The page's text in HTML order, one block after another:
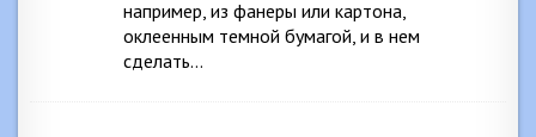
например, из фанеры или картона,
оклеенным темной бумагой, и в нем
сделать…